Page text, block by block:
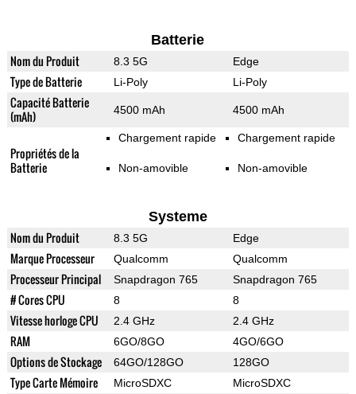
Batterie
Nom du Produit 8.3 5G Edge
Type de Batterie Li-Poly Li-Poly
Capacité Batterie
(mAh)
4500 mAh 4500 mAh
Propriétés de la
Batterie
Chargement rapide
Non-amovible
Chargement rapide
Non-amovible
Systeme
Nom du Produit 8.3 5G Edge
Marque Processeur Qualcomm Qualcomm
Processeur Principal Snapdragon 765 Snapdragon 765
# Cores CPU 8 8
Vitesse horloge CPU 2.4 GHz 2.4 GHz
RAM 6GO/8GO 4GO/6GO
Options de Stockage 64GO/128GO 128GO
Type Carte Mémoire MicroSDXC MicroSDXC